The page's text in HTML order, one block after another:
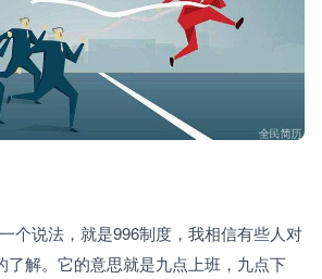
说法，就是996制度，我相信有些人对
了解。它的意思就是九点上班，九点下